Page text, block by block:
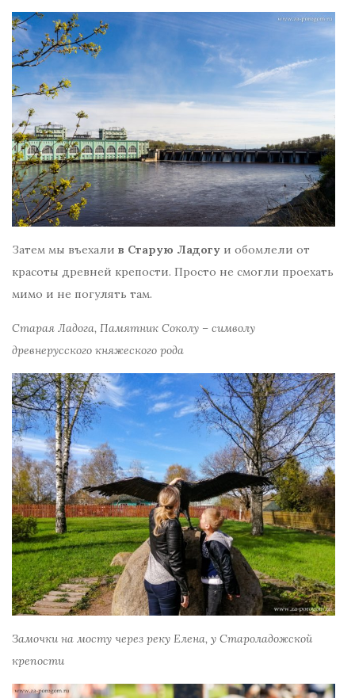
Затем мы въехали в Старую Ладогу и обомлели от
красоты древней крепости. Просто не смогли проехать
мимо и не погулять там.
Старая Ладога, Памятник Соколу – символу
древнерусского княжеского рода
Замочки на мосту через реку Елена, у Староладожской
крепости